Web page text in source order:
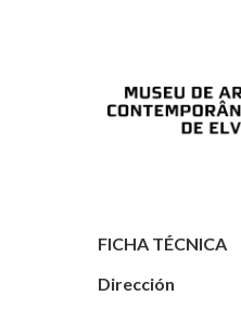
FICHA TÉCNICA
Dirección